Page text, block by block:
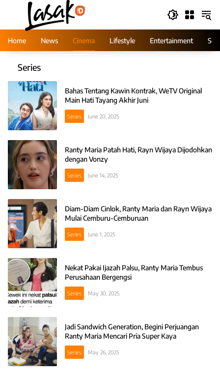
Home
News Cinema Lifestyle Entertainment
Series
Bahas Tentang Kawin Kontrak, WeTV Original
Main Hati Tayang Akhir Juni
Series June 20, 2025
Ranty Maria Patah Hati, Rayn Wijaya Dijodohkan
dengan Vonzy
Series June 14, 2025
Diam-Diam Cinlok, Ranty Maria dan Rayn Wijaya
Mulai Cemburu-Cemburuan
Series June 1, 2025
Nekat Pakai Ijazah Palsu, Ranty Maria Tembus
Perusahaan Bergengsi
Series May 30, 2025
Jadi Sandwich Generation, Begini Perjuangan
Ranty Maria Mencari Pria Super Kaya
Series May 26, 2025